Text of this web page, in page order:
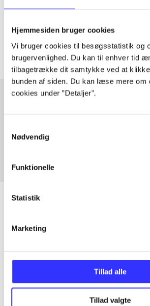
Hjemmesiden bruger cookies
Vi bruger cookies til besøgsstatistik og
brugervenlighed. Du kan til enhver tid
tilbagetrække dit samtykke ved at klikke
bunden af siden. Du kan læse mere om
cookies under ”Detaljer”.
Nødvendig
Funktionelle
Statistik
Marketing
Tillad alle
Tillad valgte
Artiklerne i handler ofte om
Fra
Artikler